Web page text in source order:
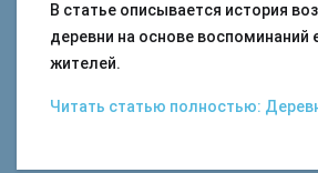
В статье описывается история
деревни на основе воспоминаний
жителей.
Читать статью полностью: